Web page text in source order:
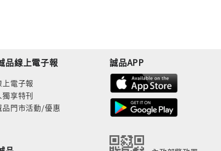
品線上電子報
電子報
享特刊
品門市活動/優惠
誠品APP